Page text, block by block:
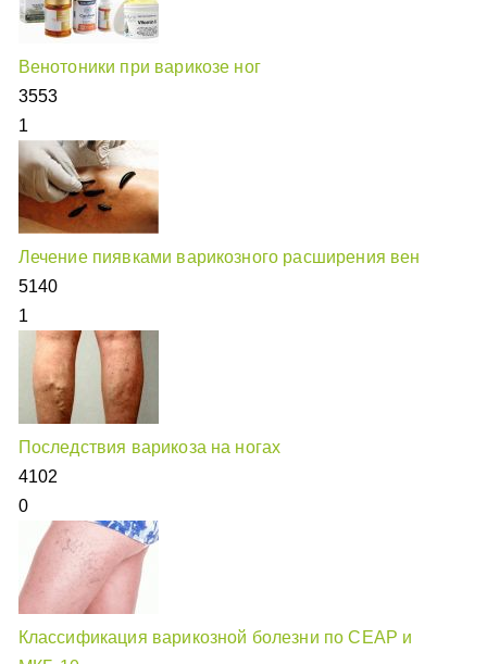
Венотоники при варикозе ног
3553
1
Лечение пиявками варикозного расширения вен
5140
1
Последствия варикоза на ногах
4102
0
Классификация варикозной болезни по CEAP и